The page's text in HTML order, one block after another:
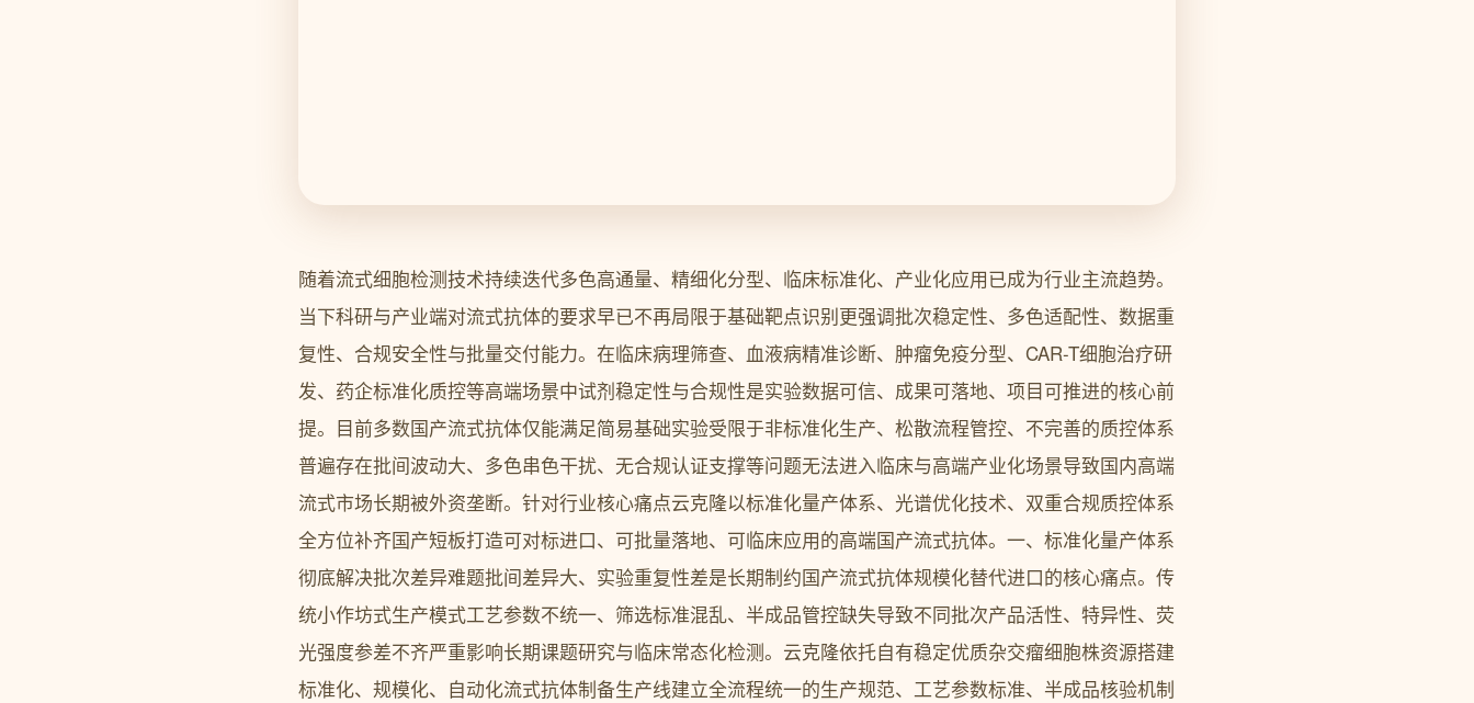
随着流式细胞检测技术持续迭代多色高通量、精细化分型、临床标准化、产业化应用已成为行业主流趋势。
当下科研与产业端对流式抗体的要求早已不再局限于基础靶点识别更强调批次稳定性、多色适配性、数据重
复性、合规安全性与批量交付能力。在临床病理筛查、血液病精准诊断、肿瘤免疫分型、CAR-T细胞治疗研
发、药企标准化质控等高端场景中试剂稳定性与合规性是实验数据可信、成果可落地、项目可推进的核心前
提。目前多数国产流式抗体仅能满足简易基础实验受限于非标准化生产、松散流程管控、不完善的质控体系
普遍存在批间波动大、多色串色干扰、无合规认证支撑等问题无法进入临床与高端产业化场景导致国内高端
流式市场长期被外资垄断。针对行业核心痛点云克隆以标准化量产体系、光谱优化技术、双重合规质控体系
全方位补齐国产短板打造可对标进口、可批量落地、可临床应用的高端国产流式抗体。一、标准化量产体系
彻底解决批次差异难题批间差异大、实验重复性差是长期制约国产流式抗体规模化替代进口的核心痛点。传
统小作坊式生产模式工艺参数不统一、筛选标准混乱、半成品管控缺失导致不同批次产品活性、特异性、荧
光强度参差不齐严重影响长期课题研究与临床常态化检测。云克隆依托自有稳定优质杂交瘤细胞株资源搭建
标准化、规模化、自动化流式抗体制备生产线建立全流程统一的生产规范、工艺参数标准、半成品核验机制